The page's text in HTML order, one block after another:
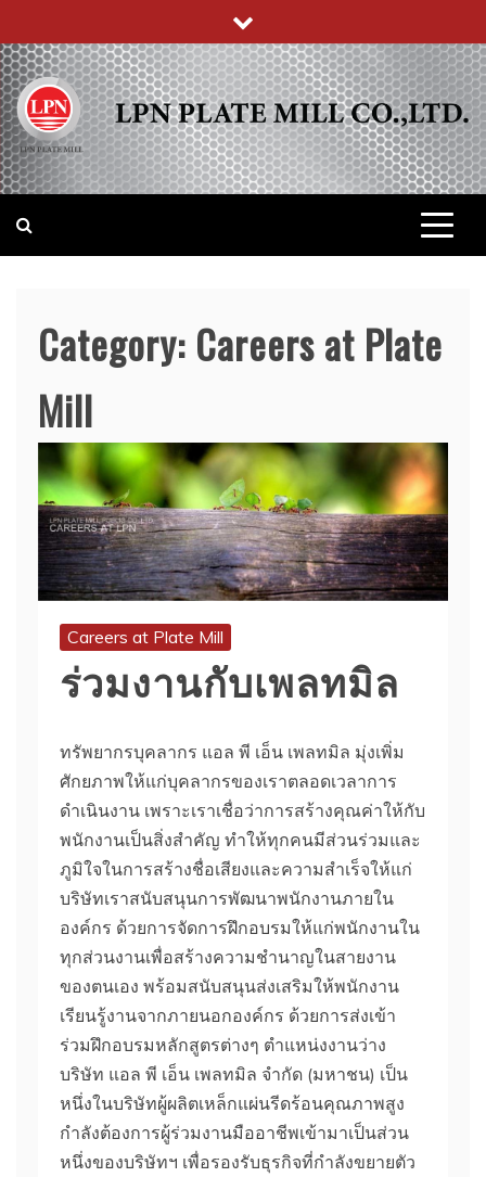
to
content
บริษัท แอล พี เอ็น เพลทมิล (จำกัด)
Category: Careers at Plate
Mill
Careers at Plate Mill
ร่วมงานกับเพลทมิล
ทรัพยากรบุคลากร แอล พี เอ็น เพลทมิล มุ่งเพิ่ม
ศักยภาพให้แก่บุคลากรของเราตลอดเวลาการ
ดำเนินงาน เพราะเราเชื่อว่าการสร้างคุณค่าให้กับ
พนักงานเป็นสิ่งสำคัญ ทำให้ทุกคนมีส่วนร่วมและ
ภูมิใจในการสร้างชื่อเสียงและความสำเร็จให้แก่
บริษัทเราสนับสนุนการพัฒนาพนักงานภายใน
องค์กร ด้วยการจัดการฝึกอบรมให้แก่พนักงานใน
ทุกส่วนงานเพื่อสร้างความชำนาญในสายงาน
ของตนเอง พร้อมสนับสนุนส่งเสริมให้พนักงาน
เรียนรู้งานจากภายนอกองค์กร ด้วยการส่งเข้า
ร่วมฝึกอบรมหลักสูตรต่างๆ ตำแหน่งงานว่าง
บริษัท แอล พี เอ็น เพลทมิล จำกัด (มหาชน) เป็น
หนึ่งในบริษัทผู้ผลิตเหล็กแผ่นรีดร้อนคุณภาพสูง
กำลังต้องการผู้ร่วมงานมืออาชีพเข้ามาเป็นส่วน
หนึ่งของบริษัทฯ เพื่อรองรับธุรกิจที่กำลังขยายตัว